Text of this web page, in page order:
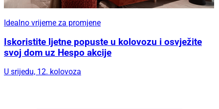
Idealno vrijeme za promjene
Iskoristite ljetne popuste u kolovozu i osvježite
svoj dom uz Hespo akcije
U srijedu, 12. kolovoza